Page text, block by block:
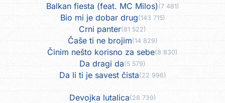
Balkan fiesta (feat. MC Milos)(7 481)
Bio mi je dobar drug(143 715)
Crni panter(81 522)
Čaše ti ne brojim(14 829)
Činim nešto korisno za sebe(8 830)
Da dragi da(5 579)
Da li ti je savest čista(22 996)
Devojka lutalica(28 739)